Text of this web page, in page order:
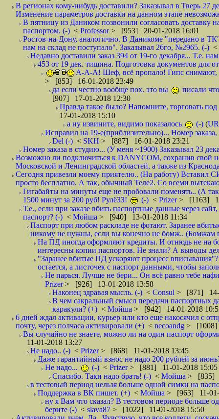
В регионах кому-нибудь доставили? Заказывал в Тверь 27
Изменение параметров доставки на данном этапе
В пятницу из Даником позвонили согласовать доставку
паспортом. (-) < Professor> [953] 20-01-2018 16:01
Ростов-на-Дону, аналогично. В Даникоме "передано в
нам на склад не поступало". Заказывал 26го, №2965. (-) <
Недавно доставили заказ 394 от 19-го декабря... Т.е.
453 от 19 дек. тишина. Подготовка документов для
А-А-А! Шеф, всё пропало! Гипс снимают,
> [853] 16-01-2018 23:49
да если честно вообще пох. это вы
писали
[907] 17-01-2018 12:30
Правда такое было? Напомните, торговать
17-01-2018 15:10
а ну извините, видимо показалось
(-) (
Исправил на 19-е(приблизительно)... Номер
Del (-) < SKH > [887] 16-01-2018 23:21
Номер заказа в студию... (У меня ~1900) Заказывал 23
Возможно ли подключиться к DANYCOM, сохранив свой
Московской и Ленинградской областей, а также из
Сегодня привезли моему приятелю.. (На работу) Вставил
просто бесплатно. А так, обычный Теле2. Со всеми
Гигабайты на минуты еще не пробовали поменять.. (А
1500 минут за 200 руб! РулёЗЗ!
(-) < Prizer> [1163]
Т.е., если при заказе вбить паспортные данные через
паспорт? (-) < Мойша > [940] 13-01-2018 11:34
Паспорт при любом раскладе не фотают. Заранее
никому не нужны, если вы конечно не бомж.. (Бомжам
На ПД иногда оформляют кредиты. И отнюдь не на
интересны копии паспортов. Не знали? А выводы
"Заранее вбитые ПД ускоряют процесс
остается, а листочек с паспорт данными, чтобы
Не парься. Лучше не бери... Он всё равно тебе
Prizer> [926] 13-01-2018 13:58
Наконец здравая мысль. (-) < Consul > [871] 14-
В чем сакральный смысл передачи паспортных
каракули? (+) < Мойша > [942] 14-01-2018
6 дней ждал активации, курьер или кто еще накосячил с
почту, через полчаса активировали (+) < necoandg > [1008]
Вы случайно не знаете, можно ли на один паспорт
11-01-2018 13:27
Не надо.. (-) < Prizer> [868] 11-01-2018 13:45
Даже гарантийный взнос не надо 200 рублей за
Не надо...
(-) < Prizer> [881] 11-01-2018 15:05
Спасибо. Таки надо брать! (-) < Мойша > [835]
в тестовый период нельзя больше одной симки на
Поддержка в ВК пишет. (+) < Мойша > [963] 11-01-
ну я Вам что сказал? В тестовом периоде больше
берите (-) < slava87 > [1022] 11-01-2018 15:50